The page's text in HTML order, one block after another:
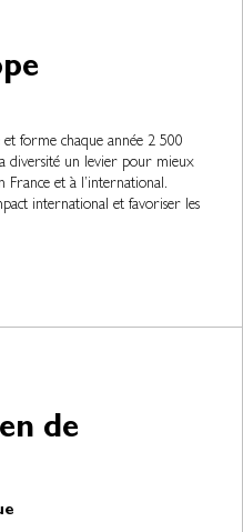
forme chaque année 2 500
diversité un levier pour mieux
France et à l’international.
international et favoriser les
de